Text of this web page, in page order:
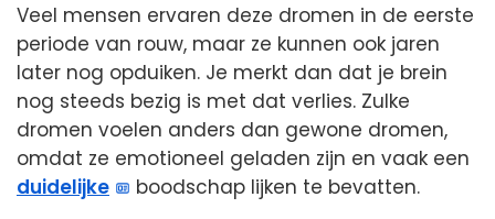
Veel mensen ervaren deze dromen in de eerste
periode van rouw, maar ze kunnen ook jaren
later nog opduiken. Je merkt dan dat je brein
nog steeds bezig is met dat verlies. Zulke
dromen voelen anders dan gewone dromen,
omdat ze emotioneel geladen zijn en vaak een
duidelijke
boodschap lijken te bevatten.